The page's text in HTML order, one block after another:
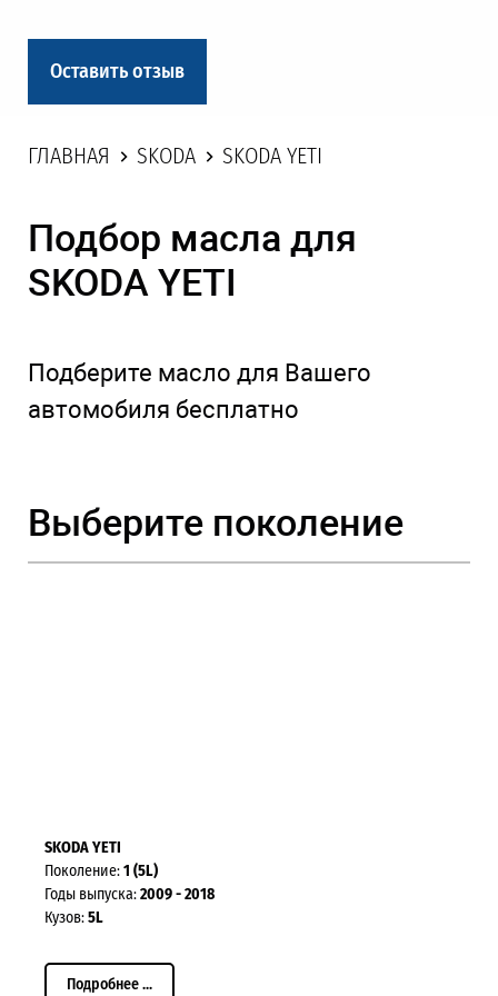
Оставить отзыв
ГЛАВНАЯ SKODA SKODA YETI
Подбор масла для
SKODA YETI
Подберите масло для Вашего
автомобиля бесплатно
Выберите поколение
SKODA YETI
Поколение:1 (5L)
Годы выпуска:2009 - 2018
Кузов:5L
Подробнее ...